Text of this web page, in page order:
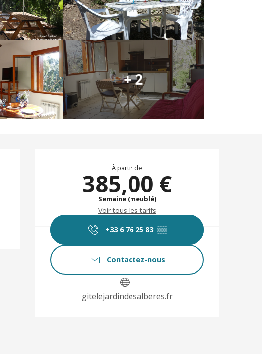
+ 2
Ouverture et
À partir de
385,00 €
Semaine (meublé)
Voir tous les tarifs
+33 6 76 25 83 ▒▒
Contactez-nous
gitelejardindesalberes.fr